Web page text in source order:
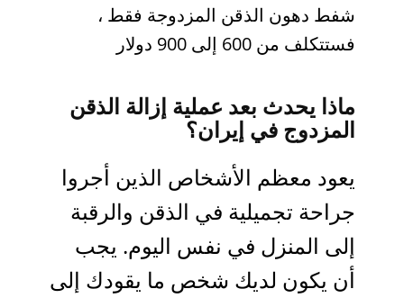
شفط دهون الذقن المزدوجة فقط ،
فستتكلف من 600 إلى 900 دولار
ماذا يحدث بعد عملية إزالة الذقن
المزدوج في إيران؟
يعود معظم الأشخاص الذين أجروا
جراحة تجميلية في الذقن والرقبة
إلى المنزل في نفس اليوم. يجب
أن يكون لديك شخص ما يقودك إلى